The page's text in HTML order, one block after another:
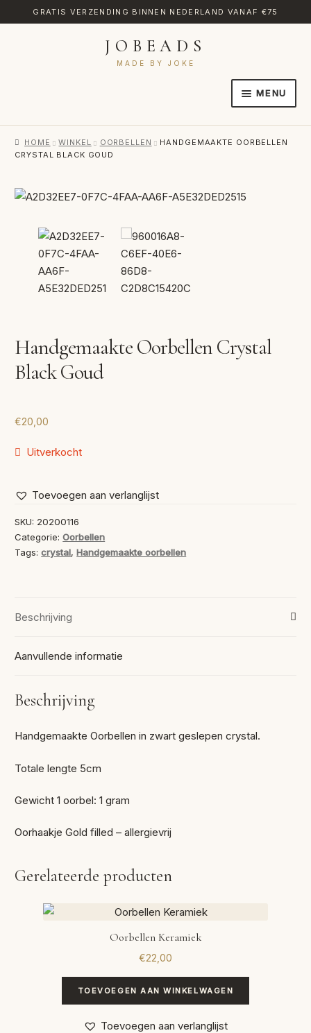
GRATIS VERZENDING BINNEN NEDERLAND VANAF €75
JOBEADS
MADE BY JOKE
MENU
AFREKENEN
MIJN ACCOUNT
TRANSLATE
VERZENDKOSTEN
VOLG BESTELLING
HOME WINKEL OORBELLEN
HANDGEMAAKTE OORBELLEN
CRYSTAL BLACK GOUD
Handgemaakte Oorbellen Crystal
Black Goud
€20,00
Uitverkocht
Toevoegen aan verlanglijst
SKU: 20200116
Categorie:Oorbellen
Tags:crystal,Handgemaakte oorbellen
Beschrijving
Aanvullende informatie
Beschrijving
Handgemaakte Oorbellen in zwart geslepen crystal.
Totale lengte 5cm
Gewicht 1 oorbel: 1 gram
Oorhaakje Gold filled – allergievrij
Gerelateerde producten
Oorbellen Keramiek
€22,00
TOEVOEGEN AAN WINKELWAGEN
Toevoegen aan verlanglijst